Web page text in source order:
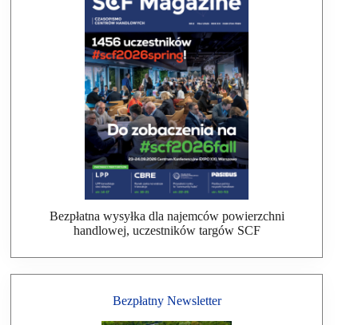
Bezpłatna wysyłka dla najemców powierzchni
handlowej, uczestników targów SCF
Bezpłatny Newsletter